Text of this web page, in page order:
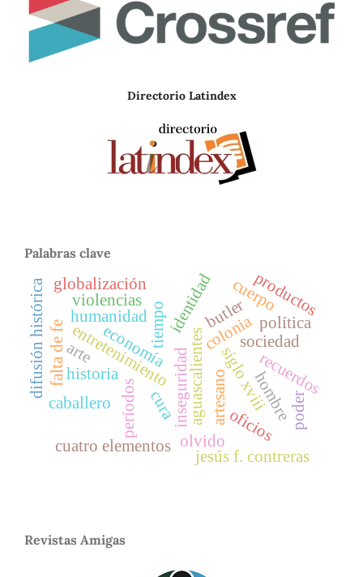
Directorio Latindex
Palabras clave
artesano
aguascalientes siglo xviii
coloniasociedad
política
economía
inseguridad
entretenimiento
oficios
tiempo
hombre
períodos
historia
humanidad
cura
falta de fe
cuatro elementos
recuerdos
olvido
butler
identidad
violencias cuerpo
poder
caballero
globalización productos
difusión histórica
jesús f. contreras
arte
Revistas Amigas